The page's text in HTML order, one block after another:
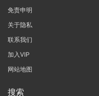
免责申明
关于隐私
联系我们
加入VIP
网站地图
搜索